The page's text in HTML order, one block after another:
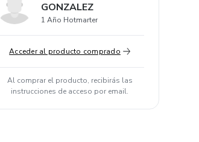
GONZALEZ
1 Año Hotmarter
Acceder al producto comprado
Al comprar el producto, recibirás las
instrucciones de acceso por email.